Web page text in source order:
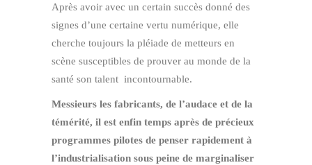
Après avoir avec un certain succès donné des
signes d’une certaine vertu numérique, elle
cherche toujours la pléiade de metteurs en
scène susceptibles de prouver au monde de la
santé son talent incontournable.
Messieurs les fabricants, de l’audace et de la
témérité, il est enfin temps après de précieux
programmes pilotes de penser rapidement à
l’industrialisation sous peine de marginaliser